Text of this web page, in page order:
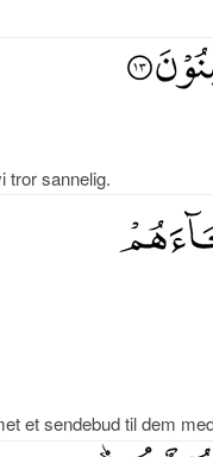
tror sannelig.
et sendebud til dem